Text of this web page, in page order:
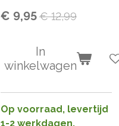
€ 9,95€ 12,99
In
winkelwagen
Op voorraad, levertijd
1-2 werkdagen.